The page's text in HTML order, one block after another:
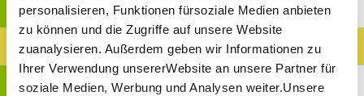
personalisieren, Funktionen fürsoziale Medien anbieten
zu können und die Zugriffe auf unsere Website
zuanalysieren. Außerdem geben wir Informationen zu
Ihrer Verwendung unsererWebsite an unsere Partner für
soziale Medien, Werbung und Analysen weiter.Unsere
13. Nov 2026, 17:00 Uhr
Jetzt buchen
Entfernung anzeigen